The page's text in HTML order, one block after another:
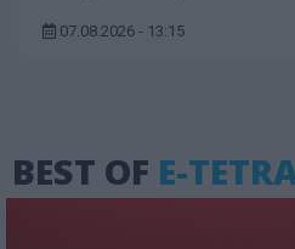
07.08.2026 - 13:15
BEST OF E-